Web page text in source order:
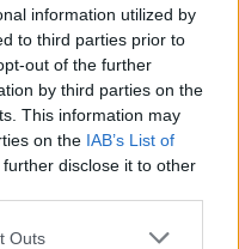
information utilized by
to third parties prior to
out of the further
by third parties on the
This information may
on the IAB’s List of
disclose it to other
Outs